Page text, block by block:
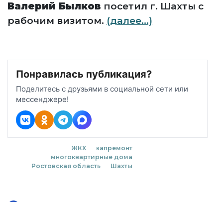
Валерий Былков посетил г. Шахты с
рабочим визитом. (далее…)
Понравилась публикация?
Поделитесь с друзьями в социальной сети или
мессенджере!
ЖКХ
капремонт
многоквартирные дома
Ростовская область
Шахты